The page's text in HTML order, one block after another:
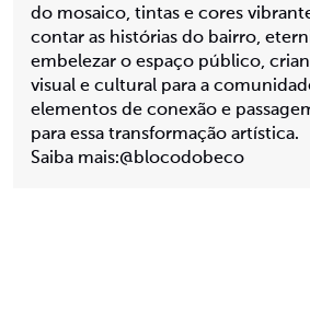
do mosaico, tintas e cores
contar as histórias do bairro,
embelezar o espaço público,
visual e cultural para a
elementos de conexão e
para essa transformação artística.
Saiba mais:@blocodobeco